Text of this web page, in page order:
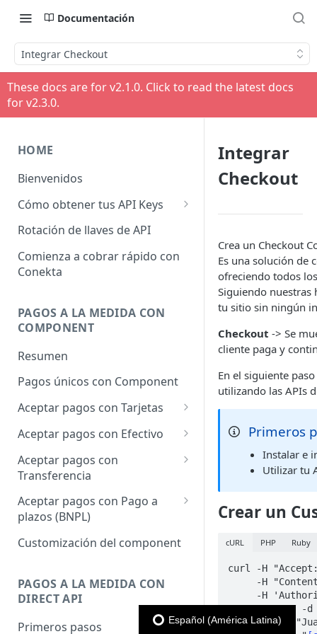
Documentación
Integrar Checkout
These docs are for v2.1.0. Click to read the latest docs
for v2.3.0.
HOME
Bienvenidos
Cómo obtener tus API Keys
API Keys Producción
API Keys Pruebas
API Keys otros Negocios
Rotación de llaves de API
Comienza a cobrar rápido con
Conekta
PAGOS A LA MEDIDA CON
COMPONENT
Resumen
Pagos únicos con Component
Aceptar pagos con Tarjetas
Cargo único
Cargo a Meses Sin Intereses
Cargo bajo demanda
Aceptar pagos con Efectivo
Cargo único
Aceptar pagos con
Transferencia
Cargo único
Aceptar pagos con Pago a
plazos (BNPL)
Cargo único
Customización del component
PAGOS A LA MEDIDA CON
DIRECT API
Primeros pasos
Integrar
Checkout
Crea un Checkout
Es una solución de
ofreciendo todos
Siguiendo
tu sitio sin ningún
Checkout -> Se
cliente paga y
En el siguiente
utilizando las APIs
Primeros
Instalar e
Utilizar tu
Crear un
cURL PHP Ruby
curl -H
     -X POST -d '{
    "name": "Juan Perez",
Español (América Latina)